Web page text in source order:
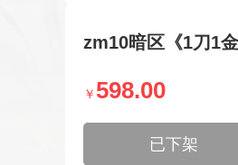
zm10暗区《1刀1
￥ 598.00
已下架